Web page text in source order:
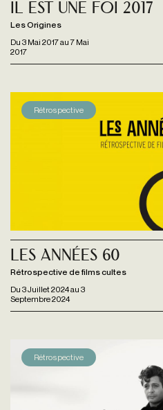
Du 3 Mai 2017au7 Mai
2017
Il est une foi 2017
Les Origines
Rétrospective
Du 3 Juillet 2024au 3
Septembre 2024
Les Années 60
Rétrospective de films cultes
Rétrospective